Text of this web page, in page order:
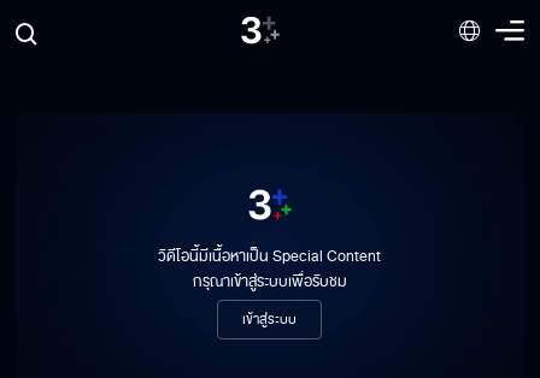
วิดีโอนี้มีเนื้อหาเป็น Special Content
กรุณาเข้าสู่ระบบเพื่อรับชม
เข้าสู่ระบบ